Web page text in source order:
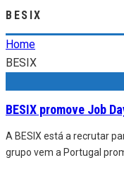
BESIX
Home
BESIX
BESIX promove Job
A BESIX está a recrutar
grupo vem a Portugal